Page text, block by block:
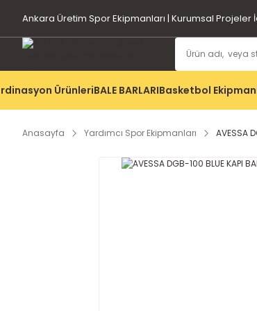
Ankara Üretim Spor Ekipmanları | Kurumsal Projeler
ÜrünleriBALE BARLARIBasketbol
Anasayfa Yardımcı Spor Ekipmanları AVESSA